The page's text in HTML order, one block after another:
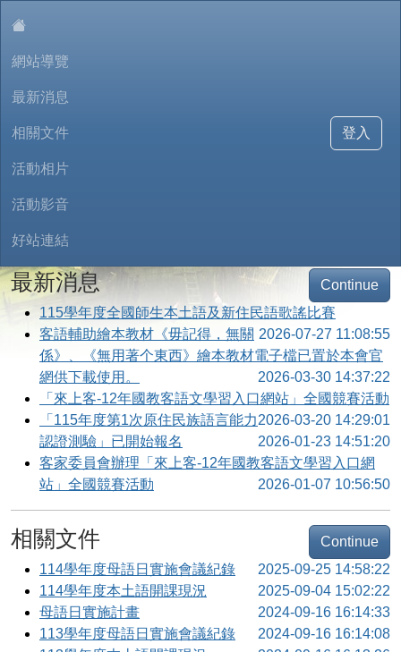
網站導覽
最新消息
相關文件
活動相片
活動影音
好站連結
登入
最新消息
Continue
115學年度全國師生本土語及新住民語歌謠比賽
2026-07-27 11:08:55
客語輔助繪本教材《毋記得，無關
係》、《無用著个東西》繪本教材電子檔已置於本會官
網供下載使用。
2026-03-30 14:37:22
「來上客-12年國教客語文學習入口網站」全國競賽活動
2026-03-20 14:29:01
「115年度第1次原住民族語言能力
認證測驗」已開始報名
2026-01-23 14:51:20
客家委員會辦理「來上客-12年國教客語文學習入口網
站」全國競賽活動
2026-01-07 10:56:50
相關文件
Continue
114學年度母語日實施會議紀錄
2025-09-25 14:58:22
114學年度本土語開課現況
2025-09-04 15:02:22
母語日實施計畫
2024-09-16 16:14:33
113學年度母語日實施會議紀錄
2024-09-16 16:14:08